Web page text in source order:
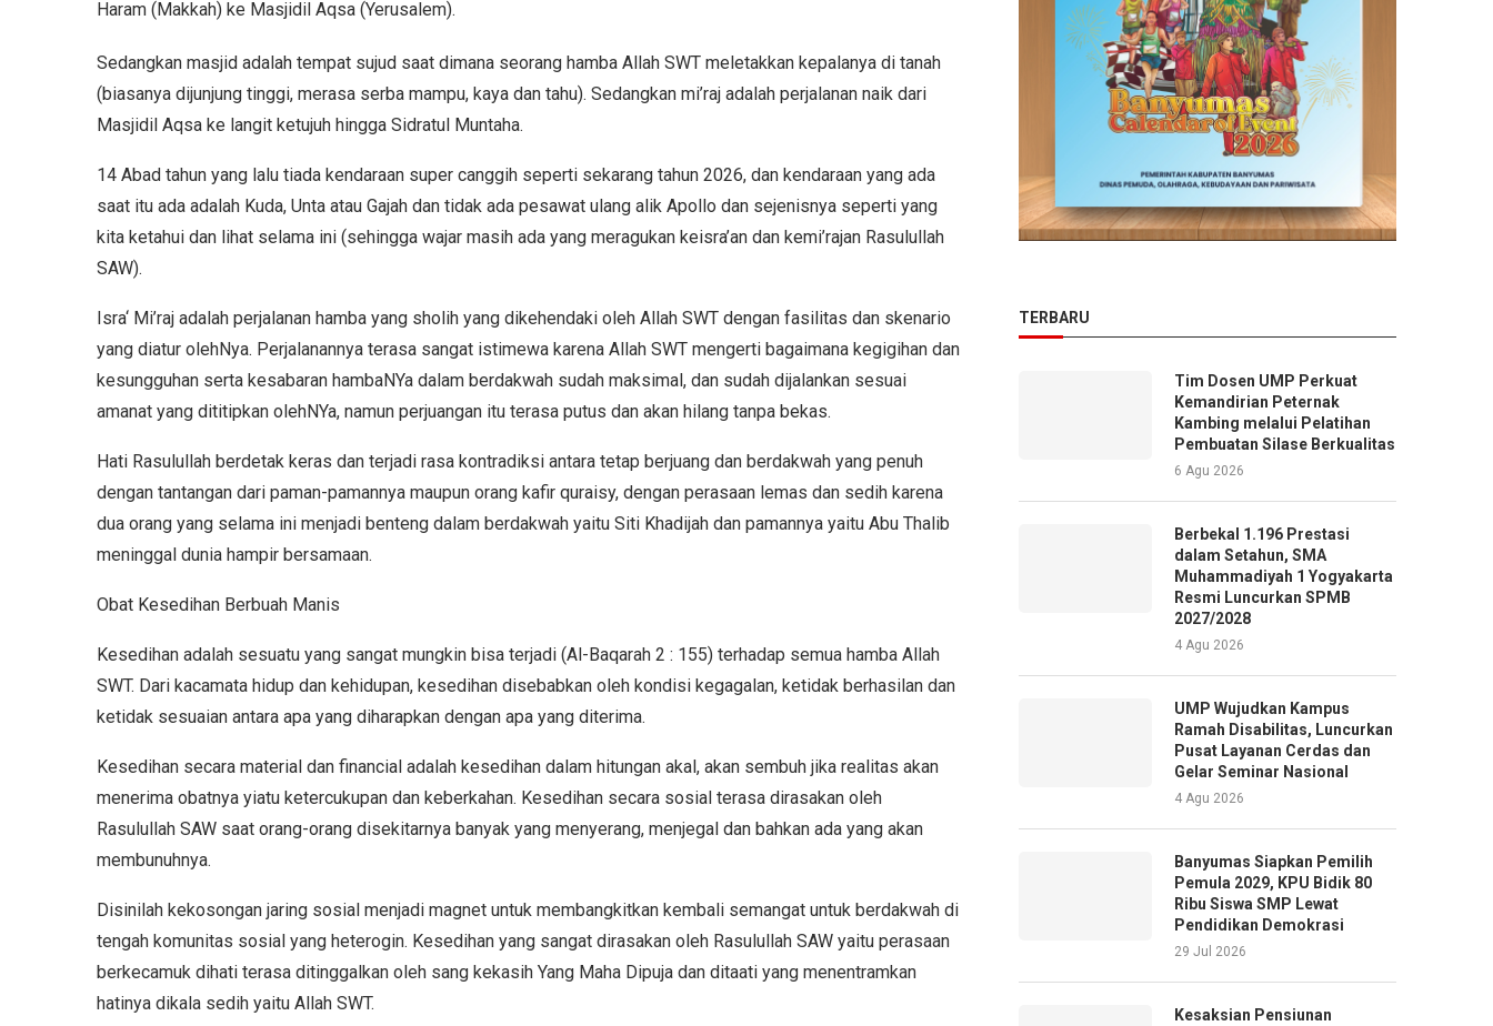
Haram (Makkah) ke Masjidil Aqsa (Yerusalem).
Sedangkan masjid adalah tempat sujud saat dimana seorang hamba Allah SWT meletakkan kepalanya di tanah
(biasanya dijunjung tinggi, merasa serba mampu, kaya dan tahu). Sedangkan mi’raj adalah perjalanan naik dari
Masjidil Aqsa ke langit ketujuh hingga Sidratul Muntaha.
14 Abad tahun yang lalu tiada kendaraan super canggih seperti sekarang tahun 2026, dan kendaraan yang ada
saat itu ada adalah Kuda, Unta atau Gajah dan tidak ada pesawat ulang alik Apollo dan sejenisnya seperti yang
kita ketahui dan lihat selama ini (sehingga wajar masih ada yang meragukan keisra’an dan kemi’rajan Rasulullah
SAW).
Isra‘ Mi’raj adalah perjalanan hamba yang sholih yang dikehendaki oleh Allah SWT dengan fasilitas dan skenario
yang diatur olehNya. Perjalanannya terasa sangat istimewa karena Allah SWT mengerti bagaimana kegigihan dan
kesungguhan serta kesabaran hambaNYa dalam berdakwah sudah maksimal, dan sudah dijalankan sesuai
amanat yang dititipkan olehNYa, namun perjuangan itu terasa putus dan akan hilang tanpa bekas.
Hati Rasulullah berdetak keras dan terjadi rasa kontradiksi antara tetap berjuang dan berdakwah yang penuh
dengan tantangan dari paman-pamannya maupun orang kafir quraisy, dengan perasaan lemas dan sedih karena
dua orang yang selama ini menjadi benteng dalam berdakwah yaitu Siti Khadijah dan pamannya yaitu Abu Thalib
meninggal dunia hampir bersamaan.
Obat Kesedihan Berbuah Manis
Kesedihan adalah sesuatu yang sangat mungkin bisa terjadi (Al-Baqarah 2 : 155) terhadap semua hamba Allah
SWT. Dari kacamata hidup dan kehidupan, kesedihan disebabkan oleh kondisi kegagalan, ketidak berhasilan dan
ketidak sesuaian antara apa yang diharapkan dengan apa yang diterima.
Kesedihan secara material dan financial adalah kesedihan dalam hitungan akal, akan sembuh jika realitas akan
menerima obatnya yiatu ketercukupan dan keberkahan. Kesedihan secara sosial terasa dirasakan oleh
Rasulullah SAW saat orang-orang disekitarnya banyak yang menyerang, menjegal dan bahkan ada yang akan
membunuhnya.
Disinilah kekosongan jaring sosial menjadi magnet untuk membangkitkan kembali semangat untuk berdakwah di
tengah komunitas sosial yang heterogin. Kesedihan yang sangat dirasakan oleh Rasulullah SAW yaitu perasaan
berkecamuk dihati terasa ditinggalkan oleh sang kekasih Yang Maha Dipuja dan ditaati yang menentramkan
hatinya dikala sedih yaitu Allah SWT.
TERBARU
Tim Dosen UMP Perkuat
Kemandirian Peternak
Kambing melalui Pelatihan
Pembuatan Silase Berkualitas
6 Agu 2026
Berbekal 1.196 Prestasi
dalam Setahun, SMA
Muhammadiyah 1 Yogyakarta
Resmi Luncurkan SPMB
2027/2028
4 Agu 2026
UMP Wujudkan Kampus
Ramah Disabilitas, Luncurkan
Pusat Layanan Cerdas dan
Gelar Seminar Nasional
4 Agu 2026
Banyumas Siapkan Pemilih
Pemula 2029, KPU Bidik 80
Ribu Siswa SMP Lewat
Pendidikan Demokrasi
29 Jul 2026
Kesaksian Pensiunan